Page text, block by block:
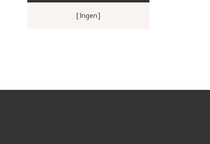
[ingen]